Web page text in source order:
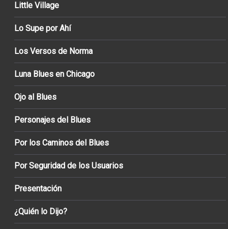
Little Village
Lo Supe por Ahí
Los Versos de Norma
Luna Blues en Chicago
Ojo al Blues
Personajes del Blues
Por los Caminos del Blues
Por Seguridad de los Usuarios
Presentación
¿Quién lo Dijo?